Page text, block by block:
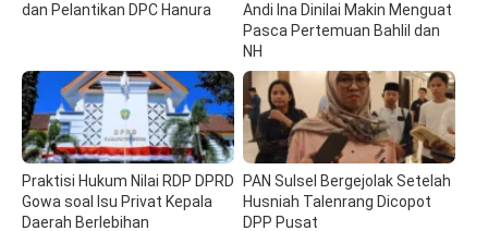
dan Pelantikan DPC Hanura
Andi Ina Dinilai Makin Menguat
Pasca Pertemuan Bahlil dan
NH
Praktisi Hukum Nilai RDP DPRD
Gowa soal Isu Privat Kepala
Daerah Berlebihan
PAN Sulsel Bergejolak Setelah
Husniah Talenrang Dicopot
DPP Pusat